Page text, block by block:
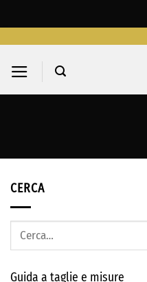
contenuti
CERCA
Cerca:
Guida a taglie e misure